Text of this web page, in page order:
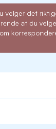
velger det
at du